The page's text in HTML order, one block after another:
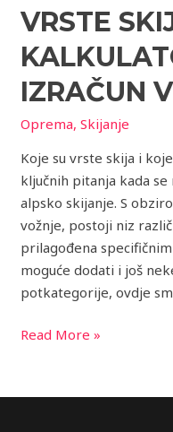
VRSTE
IZRAČUN
Oprema,Skijanje
Koje su vrste skija i
ključnih pitanja kada
alpsko skijanje. S
vožnje, postoji niz
prilagođena
moguće dodati i još
potkategorije, ovdje
i
za
izračun
veličine
skije
Read More »